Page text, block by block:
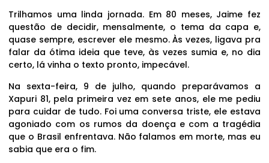
Trilhamos uma linda jornada. Em 80 meses, Jaime fez
questão de decidir, mensalmente, o tema da capa e,
quase sempre, escrever ele mesmo. Às vezes, ligava pra
falar da ótima ideia que teve, às vezes sumia e, no dia
certo, lá vinha o texto pronto, impecável.
Na sexta-feira, 9 de julho, quando preparávamos a
Xapuri 81, pela primeira vez em sete anos, ele me pediu
para cuidar de tudo. Foi uma conversa triste, ele estava
agoniado com os rumos da doença e com a tragédia
que o Brasil enfrentava. Não falamos em morte, mas eu
sabia que era o fim.